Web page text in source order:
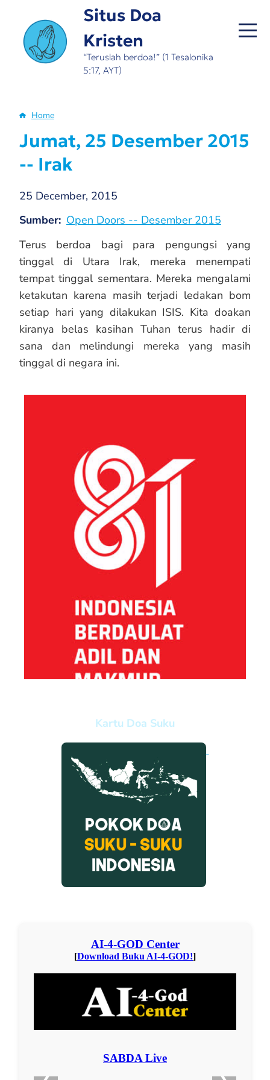
main
content
Situs Doa
Kristen
“Teruslah berdoa!” (1 Tesalonika
5:17, AYT)
Breadcrumb
Home
Jumat, 25 Desember 2015
-- Irak
25 December, 2015
Sumber Open Doors -- Desember 2015
Terus berdoa bagi para pengungsi yang
tinggal di Utara Irak, mereka menempati
tempat tinggal sementara. Mereka mengalami
ketakutan karena masih terjadi ledakan bom
setiap hari yang dilakukan ISIS. Kita doakan
kiranya belas kasihan Tuhan terus hadir di
sana dan melindungi mereka yang masih
tinggal di negara ini.
Kartu Doa Suku